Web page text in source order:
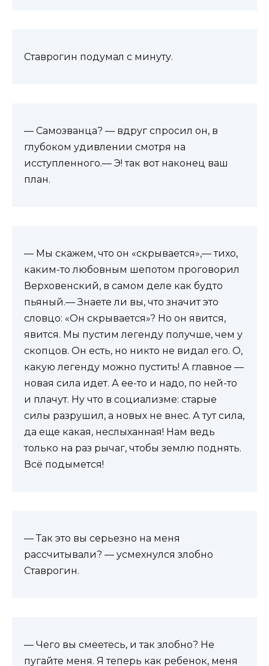
Ставрогин подумал с минуту.
— Самозванца? — вдруг спросил он, в
глубоком удивлении смотря на
исступленного.— Э! так вот наконец ваш
план.
— Мы скажем, что он «скрывается»,— тихо,
каким-то любовным шепотом проговорил
Верховенский, в самом деле как будто
пьяный.— Знаете ли вы, что значит это
словцо: «Он скрывается»? Но он явится,
явится. Мы пустим легенду получше, чем у
скопцов. Он есть, но никто не видал его. О,
какую легенду можно пустить! А главное —
новая сила идет. А ее-то и надо, по ней-то
и плачут. Ну что в социализме: старые
силы разрушил, а новых не внес. А тут сила,
да еще какая, неслыханная! Нам ведь
только на раз рычаг, чтобы землю поднять.
Всё подымется!
— Так это вы серьезно на меня
рассчитывали? — усмехнулся злобно
Ставрогин.
— Чего вы смеетесь, и так злобно? Не
пугайте меня. Я теперь как ребенок, меня